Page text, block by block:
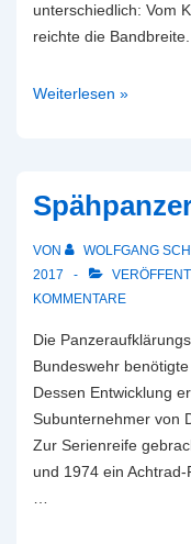
unterschiedlich: Vom
reichte die
Spähpanzer
Bundeswehr
Weiterlesen »
VON WOLFGANG
2017
KOMMENTARE
Die
Bundeswehr
Dessen Entwicklung
Subunternehmer von
Zur Serienreife
und 1974 ein